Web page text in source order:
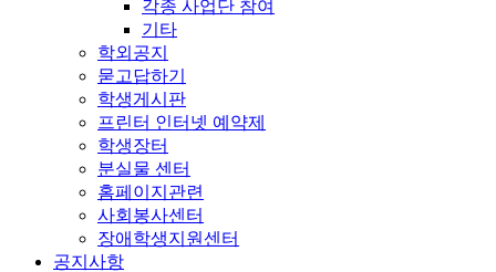
각종 사업단 참여
기타
학외공지
묻고답하기
학생게시판
프린터 인터넷 예약제
학생장터
분실물 센터
홈페이지관련
사회봉사센터
장애학생지원센터
공지사항